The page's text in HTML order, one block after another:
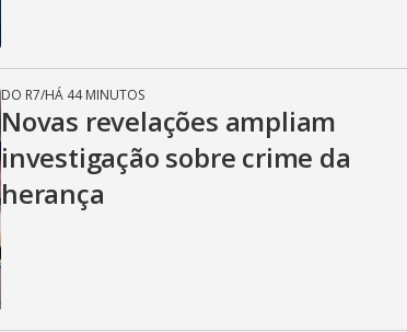
DO R7/HÁ 44 MINUTOS
Novas revelações ampliam
investigação sobre crime da
herança